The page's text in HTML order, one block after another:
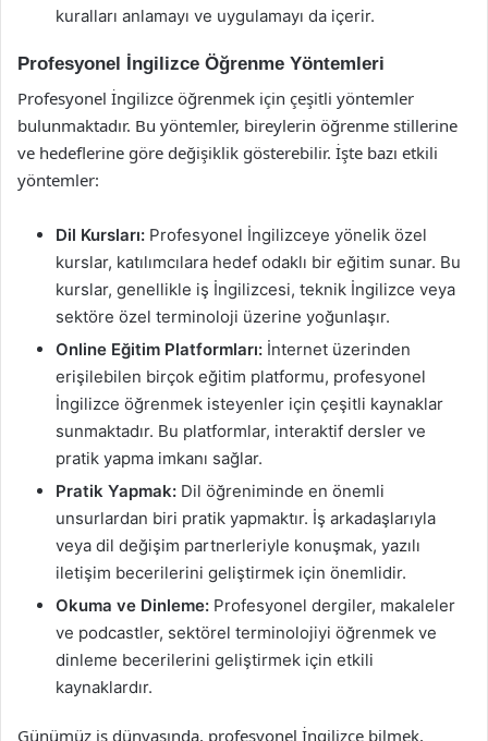
kuralları anlamayı ve uygulamayı da içerir.
Profesyonel İngilizce Öğrenme Yöntemleri
Profesyonel İngilizce öğrenmek için çeşitli yöntemler
bulunmaktadır. Bu yöntemler, bireylerin öğrenme stillerine
ve hedeflerine göre değişiklik gösterebilir. İşte bazı etkili
yöntemler:
Dil Kursları: Profesyonel İngilizceye yönelik özel
kurslar, katılımcılara hedef odaklı bir eğitim sunar. Bu
kurslar, genellikle iş İngilizcesi, teknik İngilizce veya
sektöre özel terminoloji üzerine yoğunlaşır.
Online Eğitim Platformları: İnternet üzerinden
erişilebilen birçok eğitim platformu, profesyonel
İngilizce öğrenmek isteyenler için çeşitli kaynaklar
sunmaktadır. Bu platformlar, interaktif dersler ve
pratik yapma imkanı sağlar.
Pratik Yapmak: Dil öğreniminde en önemli
unsurlardan biri pratik yapmaktır. İş arkadaşlarıyla
veya dil değişim partnerleriyle konuşmak, yazılı
iletişim becerilerini geliştirmek için önemlidir.
Okuma ve Dinleme: Profesyonel dergiler, makaleler
ve podcastler, sektörel terminolojiyi öğrenmek ve
dinleme becerilerini geliştirmek için etkili
kaynaklardır.
Günümüz iş dünyasında, profesyonel İngilizce bilmek,